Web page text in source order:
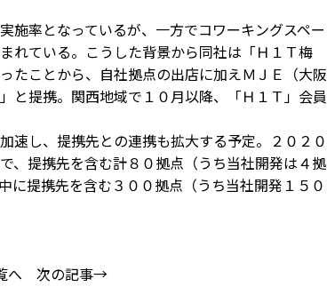
率となっているが、一方でコワーキングスペー
れている。こうした背景から同社は「Ｈ１Ｔ梅
たことから、自社拠点の出店に加えＭＪＥ（大阪
と提携。関西地域で１０月以降、「Ｈ１Ｔ」会員
し、提携先との連携も拡大する予定。２０２０
、提携先を含む計８０拠点（うち当社開発は４拠
に提携先を含む３００拠点（うち当社開発１５０
へ 次の記事→